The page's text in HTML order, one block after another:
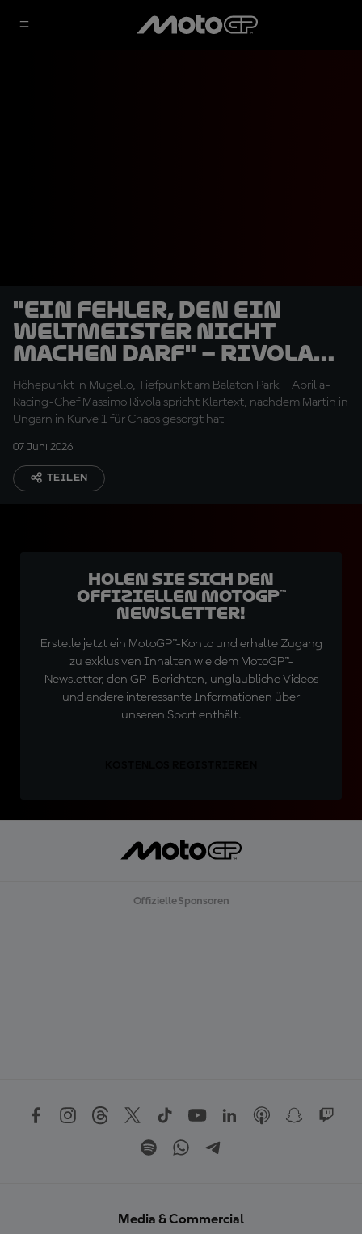
"Ein Fehler, den ein
Weltmeister nicht
machen darf" – Rivola
gibt Martin die Schuld
Höhepunkt in Mugello, Tiefpunkt am Balaton Park – Aprilia-
Racing-Chef Massimo Rivola spricht Klartext, nachdem Martin in
Ungarn in Kurve 1 für Chaos gesorgt hat
07 Juni 2026
TEILEN
Holen Sie sich den
offiziellen MotoGP™
Newsletter!
Erstelle jetzt ein MotoGP™-Konto und erhalte Zugang
zu exklusiven Inhalten wie dem MotoGP™-
Newsletter, den GP-Berichten, unglaubliche Videos
und andere interessante Informationen über
unseren Sport enthält.
Offizielle Sponsoren
Media & Commercial